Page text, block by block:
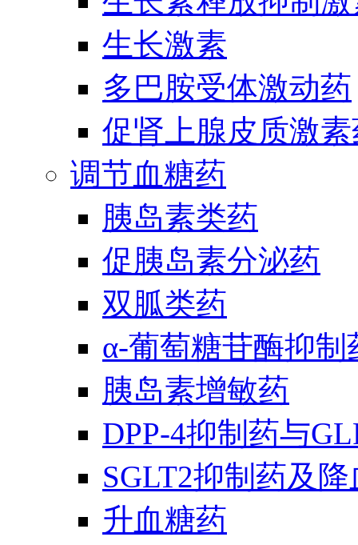
生长激素
多巴胺受体激动药
促肾上腺皮质激
调节血糖药
胰岛素类药
促胰岛素分泌药
双胍类药
α-葡萄糖苷酶抑制
胰岛素增敏药
DPP-4抑制药与
SGLT2抑制药及
升血糖药